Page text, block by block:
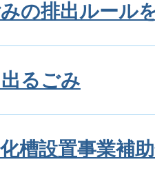
の排出ルール
るごみ
槽設置事業補